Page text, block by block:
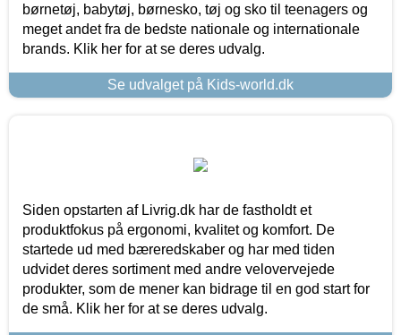
børnetøj, babytøj, børnesko, tøj og sko til teenagers og
meget andet fra de bedste nationale og internationale
brands. Klik her for at se deres udvalg.
Se udvalget på Kids-world.dk
Siden opstarten af Livrig.dk har de fastholdt et
produktfokus på ergonomi, kvalitet og komfort. De
startede ud med bæreredskaber og har med tiden
udvidet deres sortiment med andre velovervejede
produkter, som de mener kan bidrage til en god start for
de små. Klik her for at se deres udvalg.